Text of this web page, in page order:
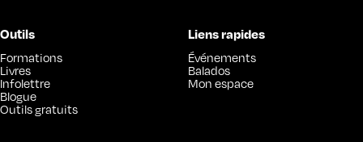
Outils
Formations
Livres
Infolettre
Blogue
Outils gratuits
Liens rapides
Événements
Balados
Mon espace